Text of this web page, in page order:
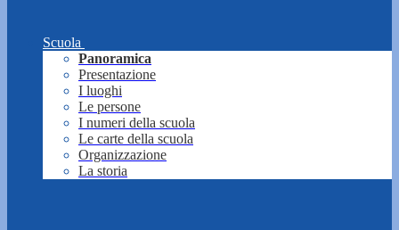
Scuola
Panoramica
Presentazione
I luoghi
Le persone
I numeri della scuola
Le carte della scuola
Organizzazione
La storia